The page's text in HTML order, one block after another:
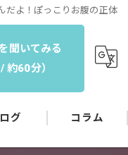
だよ！ぽっこりお腹の正体
聞いてみる
約60分）
グ コラム